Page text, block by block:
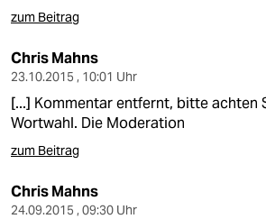
zum Beitrag
Chris Mahns
23.10.2015 , 10:01 Uhr
[...] Kommentar entfernt, bitte achten
Wortwahl. Die Moderation
zum Beitrag
Chris Mahns
24.09.2015 , 09:30 Uhr